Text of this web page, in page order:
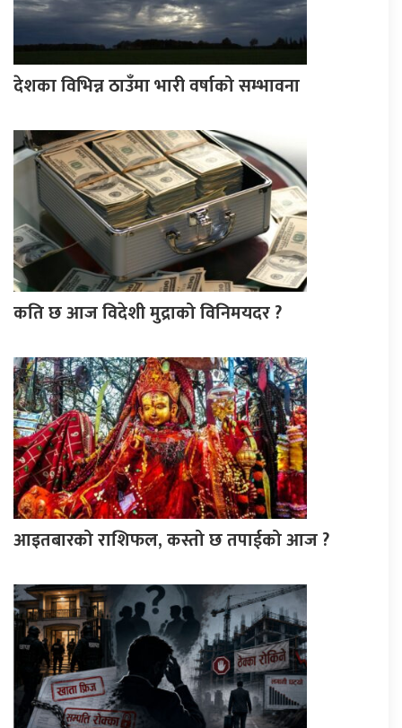
देशका विभिन्न ठाउँमा भारी वर्षाको सम्भावना
कति छ आज विदेशी मुद्राको विनिमयदर ?
आइतबारको राशिफल, कस्तो छ तपाईको आज ?